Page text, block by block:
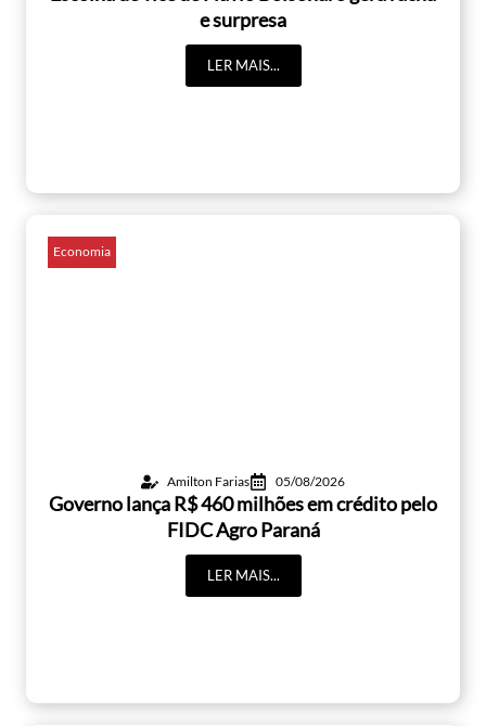
e surpresa
LER MAIS...
Economia
Amilton Farias 05/08/2026
Governo lança R$ 460 milhões em crédito pelo
FIDC Agro Paraná
LER MAIS...